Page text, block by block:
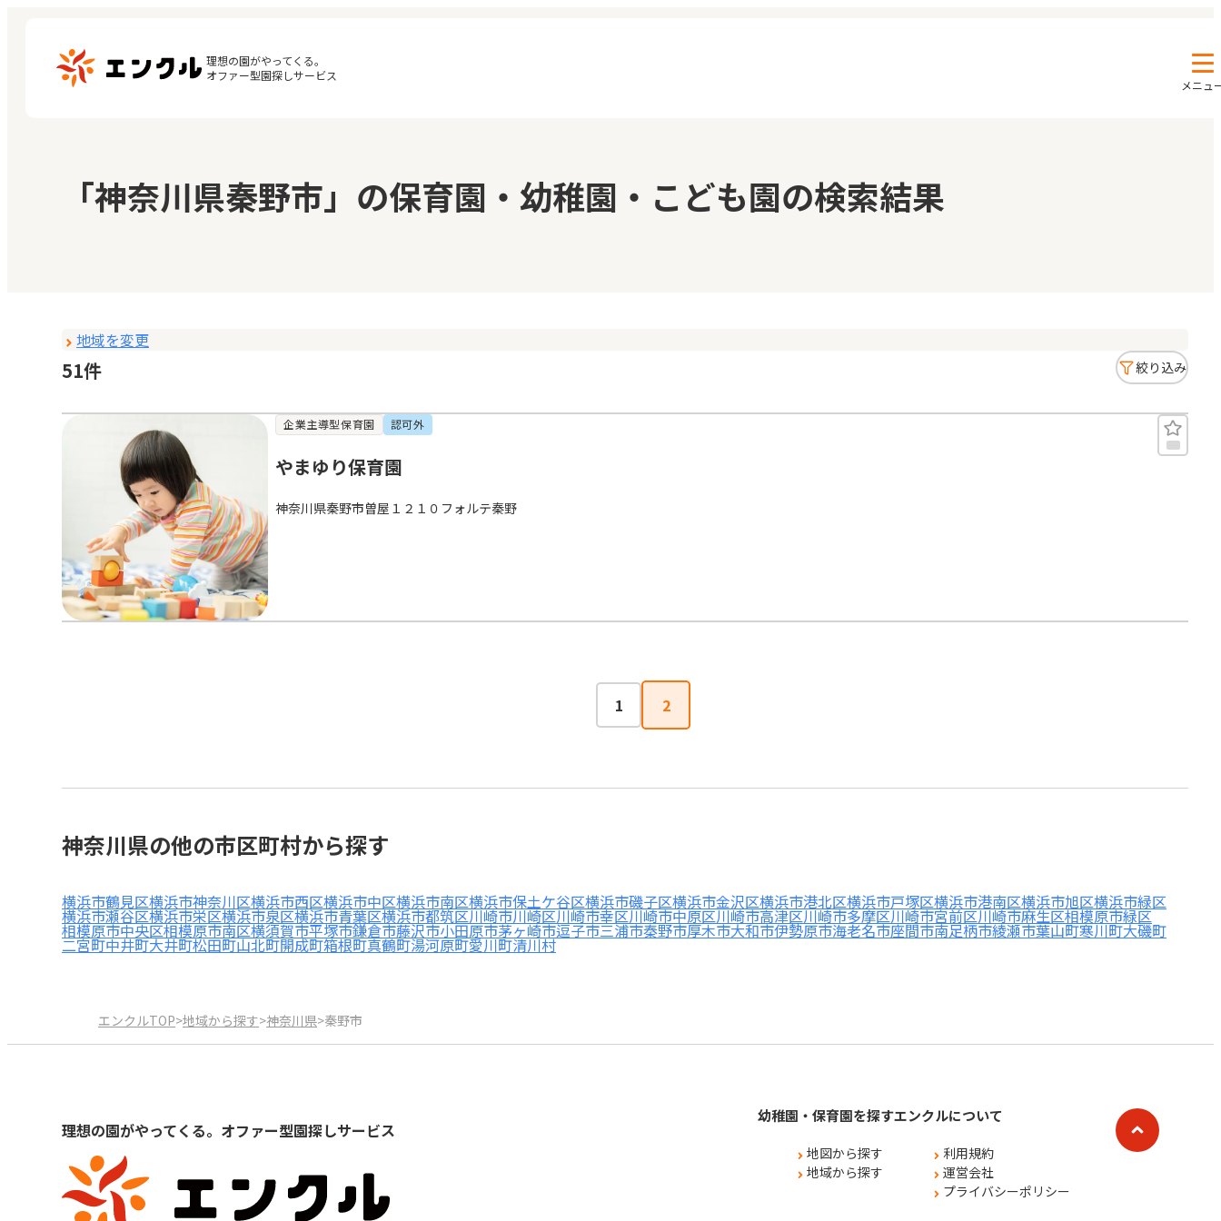
理想の園がやってくる。
オファー型園探しサービス
メニュ
保育園・幼稚園を探す
地図から探す
閲覧履歴
お気に入り
メッセージ
おすすめの園
「神奈川県秦野市」の保育園・幼稚園・こども園の検索結果
地域を変更
51件 絞り込み
企業主導型保育園 認可外
やまゆり保育園
神奈川県秦野市曽屋１２１０フォルテ秦野
1 2
神奈川県の他の市区町村から探す
横浜市鶴見区横浜市神奈川区横浜市西区横浜市中区横浜市南区横浜市保土ケ谷区横浜市磯子区横浜市金沢区横浜市港北区横浜市戸塚区横浜市港南区横浜市旭区横浜市緑区
横浜市瀬谷区横浜市栄区横浜市泉区横浜市青葉区横浜市都筑区川崎市川崎区川崎市幸区川崎市中原区川崎市高津区川崎市多摩区川崎市宮前区川崎市麻生区相模原市緑区
相模原市中央区相模原市南区横須賀市平塚市鎌倉市藤沢市小田原市茅ヶ崎市逗子市三浦市秦野市厚木市大和市伊勢原市海老名市座間市南足柄市綾瀬市葉山町寒川町大磯町
二宮町中井町大井町松田町山北町開成町箱根町真鶴町湯河原町愛川町清川村
エンクルTOP>地域から探す>神奈川県>秦野市
理想の園がやってくる。オファー型園探しサービス
幼稚園・保育園を探す
地図から探す
地域から探す
エンクルについて
利用規約
運営会社
プライバシーポリシー